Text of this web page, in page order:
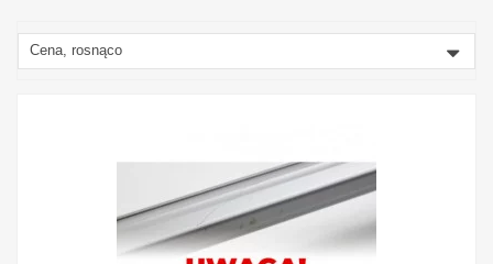
Cena, rosnąco